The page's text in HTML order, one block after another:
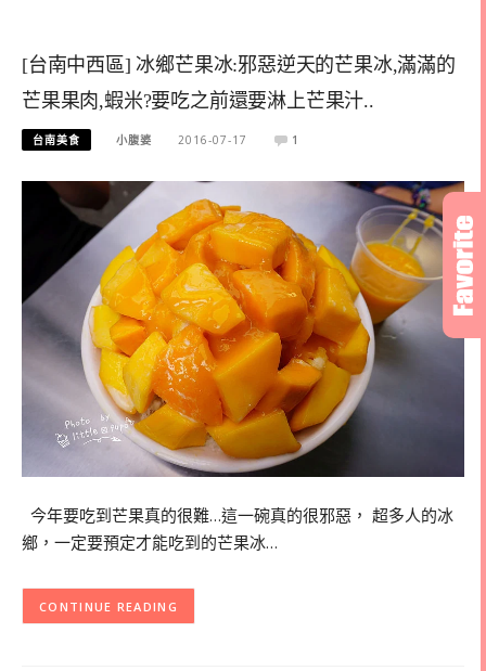
[台南中西區] 冰鄉芒果冰:邪惡逆天的芒果冰,滿滿的
芒果果肉,蝦米?要吃之前還要淋上芒果汁..
台南美食 小腹婆 2016-07-17 1
今年要吃到芒果真的很難…這一碗真的很邪惡， 超多人的冰
鄉，一定要預定才能吃到的芒果冰…
CONTINUE READING